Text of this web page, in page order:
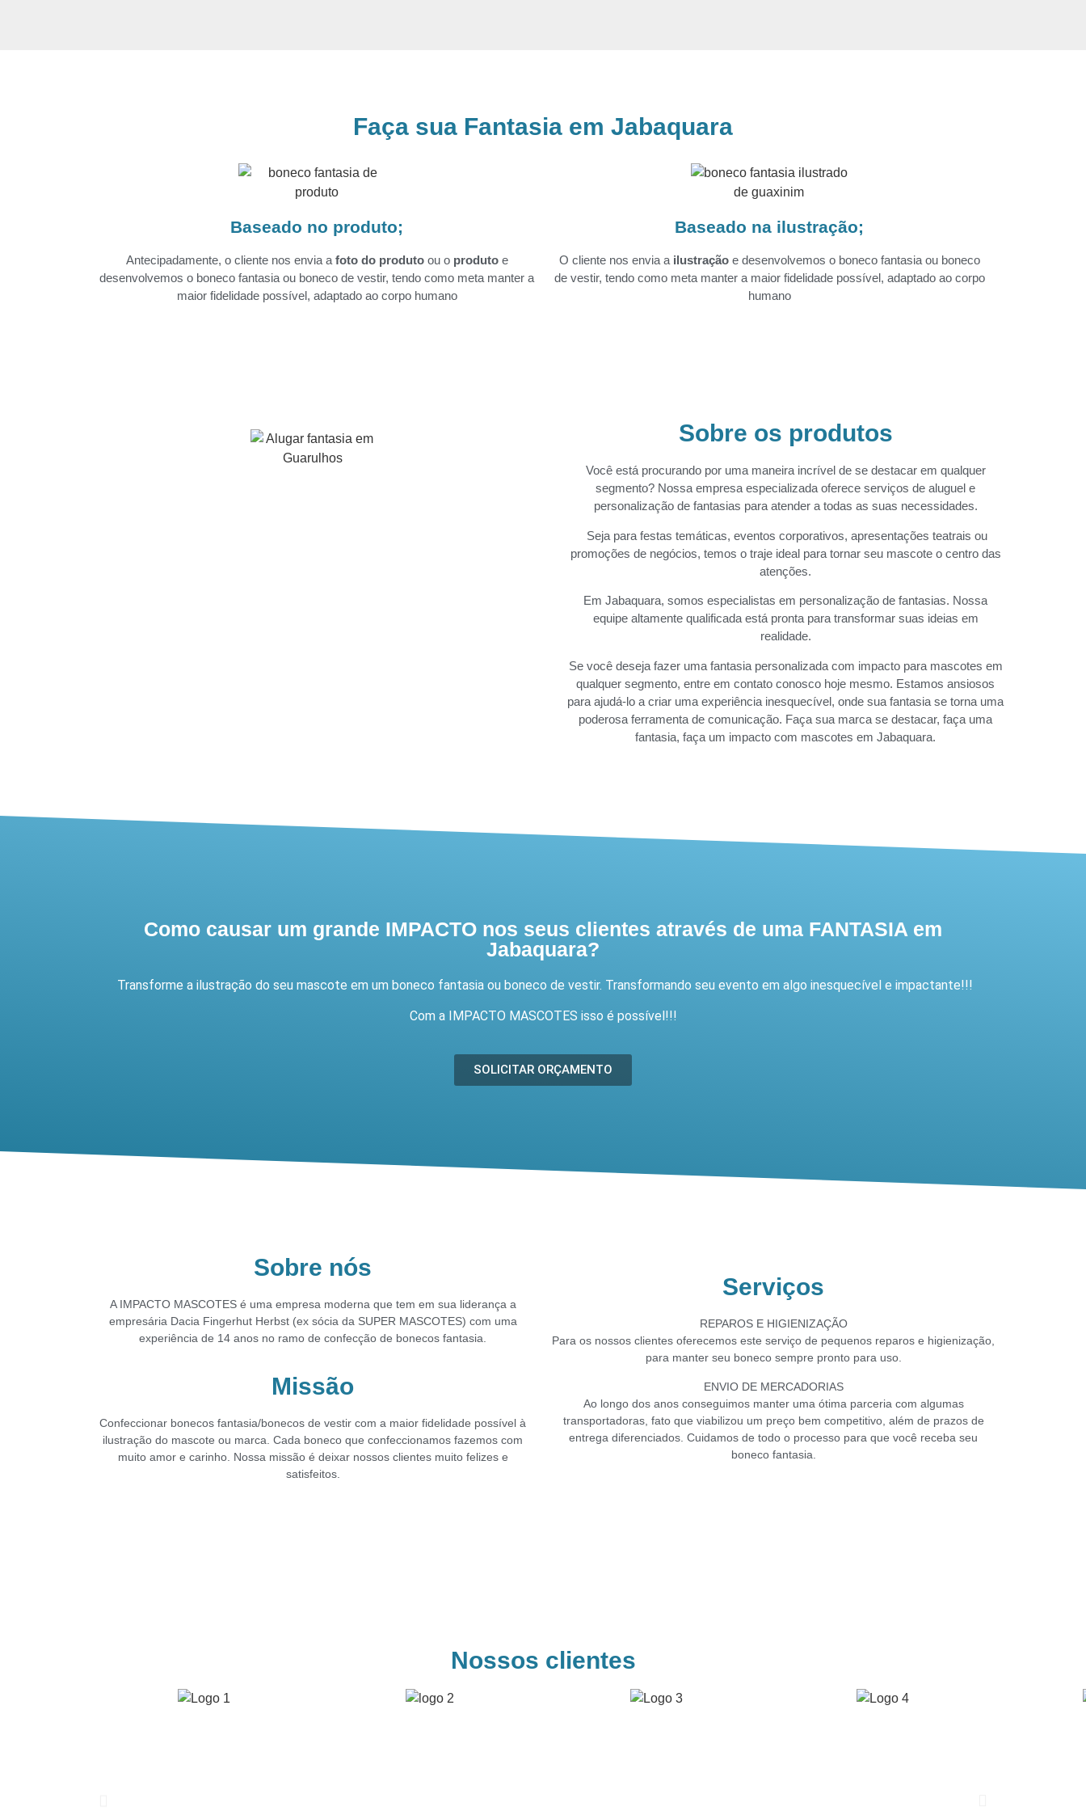
Faça sua Fantasia em Jabaquara
Baseado no produto;
Antecipadamente, o cliente nos envia a foto do produtoou o produtoe
desenvolvemos o boneco fantasia ou boneco de vestir, tendo como meta manter a
maior fidelidade possível, adaptado ao corpo humano
Baseado na ilustração;
O cliente nos envia a ilustraçãoe desenvolvemos o boneco fantasia ou boneco
de vestir, tendo como meta manter a maior fidelidade possível, adaptado ao corpo
humano
Sobre os produtos
Você está procurando por uma maneira incrível de se destacar em qualquer
segmento? Nossa empresa especializada oferece serviços de aluguel e
personalização de fantasias para atender a todas as suas necessidades.
Seja para festas temáticas, eventos corporativos, apresentações teatrais ou
promoções de negócios, temos o traje ideal para tornar seu mascote o centro das
atenções.
Em Jabaquara, somos especialistas em personalização de fantasias. Nossa
equipe altamente qualificada está pronta para transformar suas ideias em
realidade.
Se você deseja fazer uma fantasia personalizada com impacto para mascotes em
qualquer segmento, entre em contato conosco hoje mesmo. Estamos ansiosos
para ajudá-lo a criar uma experiência inesquecível, onde sua fantasia se torna uma
poderosa ferramenta de comunicação. Faça sua marca se destacar, faça uma
fantasia, faça um impacto com mascotes em Jabaquara.
Como causar um grande IMPACTO nos seus clientes através de uma FANTASIA em
Jabaquara?
Transforme a ilustração do seu mascote em um boneco fantasia ou boneco de vestir. Transformando seu evento em algo inesquecível e impactante!!!
Com a IMPACTO MASCOTES isso é possível!!!
SOLICITAR ORÇAMENTO
Sobre nós
A IMPACTO MASCOTES é uma empresa moderna que tem em sua liderança a
empresária Dacia Fingerhut Herbst (ex sócia da SUPER MASCOTES) com uma
experiência de 14 anos no ramo de confecção de bonecos fantasia.
Missão
Confeccionar bonecos fantasia/bonecos de vestir com a maior fidelidade possível à
ilustração do mascote ou marca. Cada boneco que confeccionamos fazemos com
muito amor e carinho. Nossa missão é deixar nossos clientes muito felizes e
satisfeitos.
Serviços
REPAROS E HIGIENIZAÇÃO
Para os nossos clientes oferecemos este serviço de pequenos reparos e higienização,
para manter seu boneco sempre pronto para uso.
ENVIO DE MERCADORIAS
Ao longo dos anos conseguimos manter uma ótima parceria com algumas
transportadoras, fato que viabilizou um preço bem competitivo, além de prazos de
entrega diferenciados. Cuidamos de todo o processo para que você receba seu
boneco fantasia.
Nossos clientes